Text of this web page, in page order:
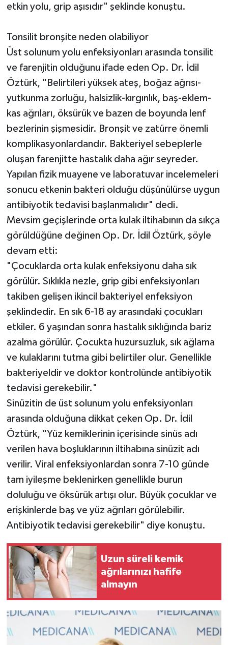
etkin yolu, grip aşısıdır" şeklinde konuştu.
Tonsilit bronşite neden olabiliyor
Üst solunum yolu enfeksiyonları arasında tonsilit
ve farenjitin olduğunu ifade eden Op. Dr. İdil
Öztürk, "Belirtileri yüksek ateş, boğaz ağrısı-
yutkunma zorluğu, halsizlik-kırgınlık, baş-eklem-
kas ağrıları, öksürük ve bazen de boyunda lenf
bezlerinin şişmesidir. Bronşit ve zatürre önemli
komplikasyonlardandır. Bakteriyel sebeplerle
oluşan farenjitte hastalık daha ağır seyreder.
Yapılan fizik muayene ve laboratuvar incelemeleri
sonucu etkenin bakteri olduğu düşünülürse uygun
antibiyotik tedavisi başlanmalıdır" dedi.
Mevsim geçişlerinde orta kulak iltihabının da sıkça
görüldüğüne değinen Op. Dr. İdil Öztürk, şöyle
devam etti:
"Çocuklarda orta kulak enfeksiyonu daha sık
görülür. Sıklıkla nezle, grip gibi enfeksiyonları
takiben gelişen ikincil bakteriyel enfeksiyon
şeklindedir. En sık 6-18 ay arasındaki çocukları
etkiler. 6 yaşından sonra hastalık sıklığında bariz
azalma görülür. Çocukta huzursuzluk, sık ağlama
ve kulaklarını tutma gibi belirtiler olur. Genellikle
bakteriyeldir ve doktor kontrolünde antibiyotik
tedavisi gerekebilir."
Sinüzitin de üst solunum yolu enfeksiyonları
arasında olduğuna dikkat çeken Op. Dr. İdil
Öztürk, "Yüz kemiklerinin içerisinde sinüs adı
verilen hava boşluklarının iltihabına sinüzit adı
verilir. Viral enfeksiyonlardan sonra 7-10 günde
tam iyileşme beklenirken genellikle burun
doluluğu ve öksürük artışı olur. Büyük çocuklar ve
erişkinlerde baş ve yüz ağrıları görülebilir.
Antibiyotik tedavisi gerekebilir" diye konuştu.
Uzun süreli kemik
ağrılarınızı hafife
almayın